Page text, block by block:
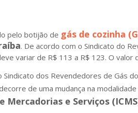
pelo botijão de gás de cozinha
. De acordo com o Sindicato do
variar de R$ 113 a R$ 123. O valor
dos Revendedores de Gás
de uma mudança na
Mercadorias e Serviços